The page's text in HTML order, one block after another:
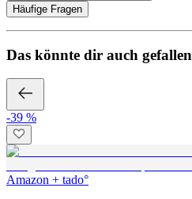
Häufige Fragen
Das könnte dir auch gefallen
-39 %
Amazon + tado°